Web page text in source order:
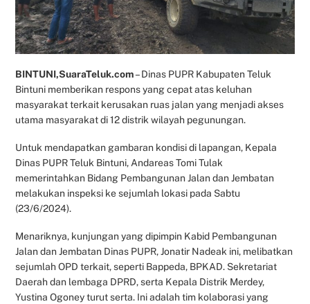
BINTUNI,SuaraTeluk.com– Dinas PUPR Kabupaten Teluk
Bintuni memberikan respons yang cepat atas keluhan
masyarakat terkait kerusakan ruas jalan yang menjadi akses
utama masyarakat di 12 distrik wilayah pegunungan.
Untuk mendapatkan gambaran kondisi di lapangan, Kepala
Dinas PUPR Teluk Bintuni, Andareas Tomi Tulak
memerintahkan Bidang Pembangunan Jalan dan Jembatan
melakukan inspeksi ke sejumlah lokasi pada Sabtu
(23/6/2024).
Menariknya, kunjungan yang dipimpin Kabid Pembangunan
Jalan dan Jembatan Dinas PUPR, Jonatir Nadeak ini, melibatkan
sejumlah OPD terkait, seperti Bappeda, BPKAD. Sekretariat
Daerah dan lembaga DPRD, serta Kepala Distrik Merdey,
Yustina Ogoney turut serta. Ini adalah tim kolaborasi yang